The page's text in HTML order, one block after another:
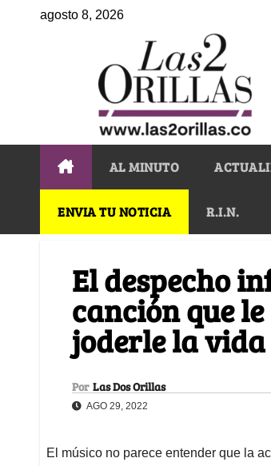
agosto 8, 2026
AL MINUTO
ENVIA TU NOTICIA R.I.N.
El despecho
canción que
joderle la vida
Por Las Dos Orillas
AGO 29, 2022
El músico no parece entender que la